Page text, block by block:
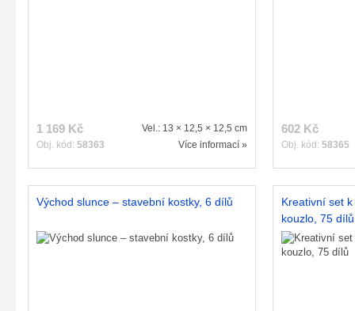
1 169 Kč
Obj. kód: 58363
Vel.: 13 × 12,5 × 12,5 cm
Více informací »
602 Kč
Obj. kód: 58365
Východ slunce – stavební kostky, 6 dílů
Kreativní set
kouzlo, 75 dílů